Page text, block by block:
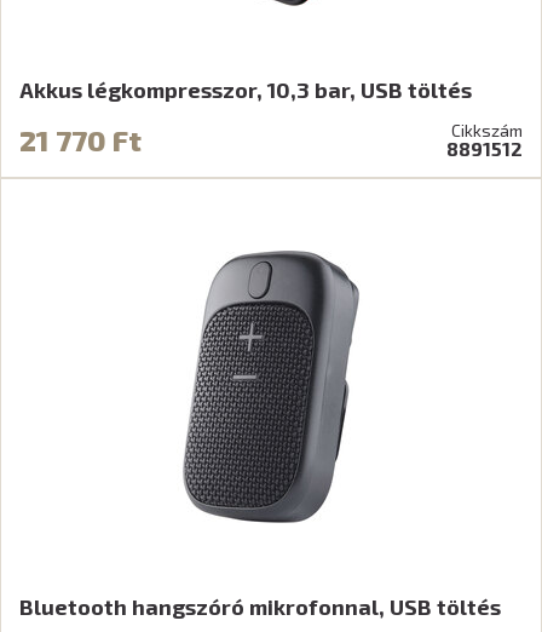
Akkus légkompresszor, 10,3 bar, USB töltés
21 770 Ft Cikkszám
8891512
Bluetooth hangszóró mikrofonnal, USB töltés